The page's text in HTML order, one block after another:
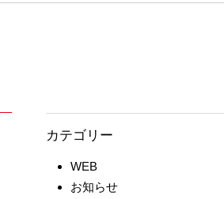
カテゴリー
WEB
お知らせ